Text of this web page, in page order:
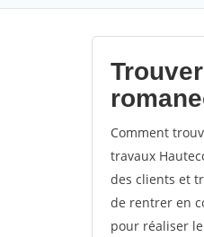
Comment
travaux
des clients et
de rentrer en
pour réaliser